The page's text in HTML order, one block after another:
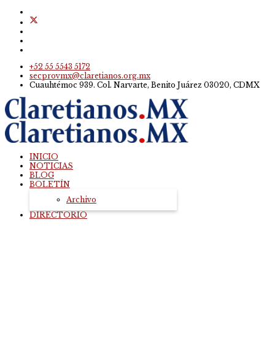
+52 55 5543 5172
secprovmx@claretianos.org.mx
Cuauhtémoc 939. Col. Narvarte, Benito Juárez 03020, CDMX
INICIO
NOTICIAS
BLOG
BOLETÍN
Archivo
DIRECTORIO